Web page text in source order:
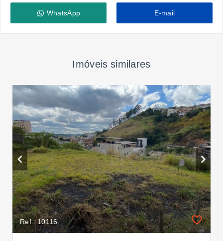
WhatsApp E-mail
Imóveis similares
Ref.: 10116